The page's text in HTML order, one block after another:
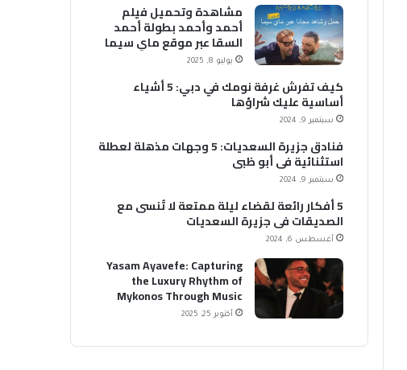
مشاهدة وتحميل فيلم
أحمد وأحمد بطولة أحمد
السقا عبر موقع ماي سيما
MyCima (وي سيما WeCima)
يوليو 8, 2025
كيف تفرش غرفة نومك في دبي: 5 أشياء
أساسية عليك شراؤها
سبتمبر 9, 2024
فنادق جزيرة السعديات: 5 وجهات مذهلة لعطلة
استثنائية في أبو ظبي
سبتمبر 9, 2024
5 أفكار رائعة لقضاء ليلة ممتعة لا تُنسى مع
الصديقات في جزيرة السعديات
أغسطس 6, 2024
Yasam Ayavefe: Capturing
the Luxury Rhythm of
Mykonos Through Music
أكتوبر 25, 2025